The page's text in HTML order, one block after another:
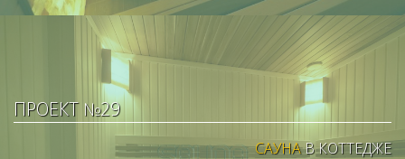
ПРОЕКТ №29
САУНАВ КОТТЕДЖЕ